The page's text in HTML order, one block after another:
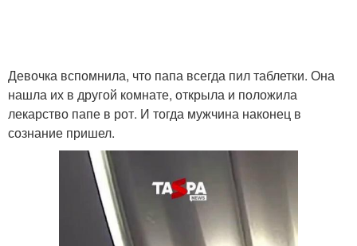
Девочка вспомнила, что папа всегда пил таблетки. Она
нашла их в другой комнате, открыла и положила
лекарство папе в рот. И тогда мужчина наконец в
сознание пришел.